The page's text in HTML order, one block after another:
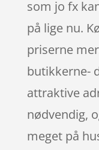
som jo fx
på lige nu.
priserne
butikkerne-
attraktive
nødvendig,
meget på